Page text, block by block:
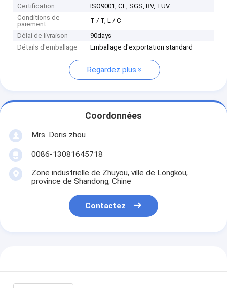
Certification
ISO9001, CE, SGS, BV, TUV
Conditions de
paiement
T / T, L / C
Délai de livraison
90days
Détails d'emballage
Emballage d'exportation standard
Regardez plus
Coordonnées
Mrs. Doris zhou
0086-13081645718
Zone industrielle de Zhuyou, ville de Longkou,
province de Shandong, Chine
Contactez